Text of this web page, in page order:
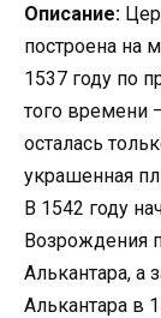
Описание:
построена на
1537 году по
того времени
осталась
украшенная
В 1542 году
Возрождения
Алькантара, а
Алькантара в